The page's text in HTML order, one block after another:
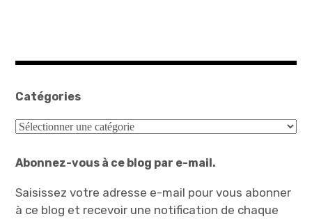
Catégories
Catégories
Abonnez-vous à ce blog par e-mail.
Saisissez votre adresse e-mail pour vous abonner
à ce blog et recevoir une notification de chaque